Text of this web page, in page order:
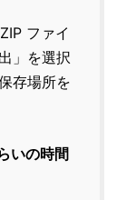
ファイ
」を選択
存場所を
いの時間